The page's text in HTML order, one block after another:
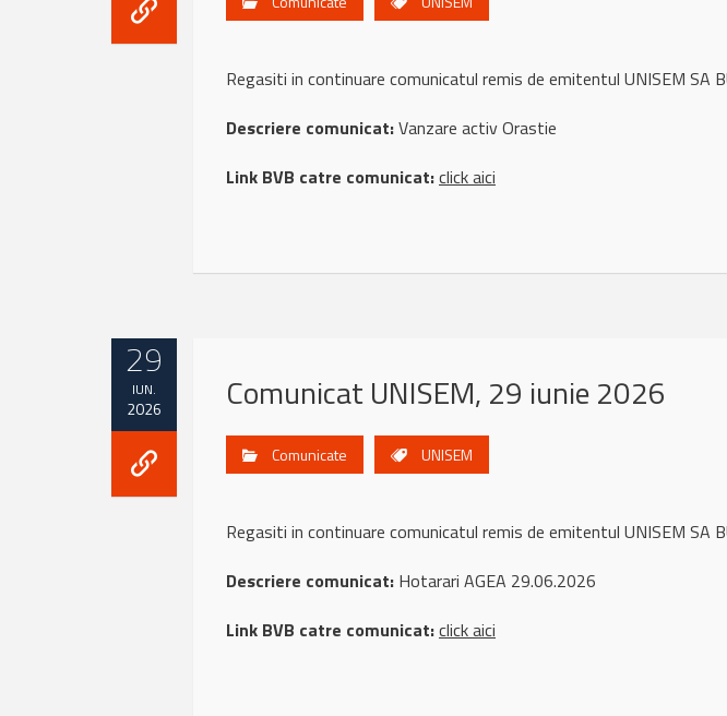
Regasiti in continuare comunicatul remis de emitentul UNISEM SA
Descriere comunicat:Vanzare activ Orastie
Link BVB catre comunicat:click aici
29
IUN.
2026 Comunicat UNISEM, 29 iunie 2026
Comunicate UNISEM
Regasiti in continuare comunicatul remis de emitentul UNISEM SA
Descriere comunicat: Hotarari AGEA 29.06.2026
Link BVB catre comunicat:click aici